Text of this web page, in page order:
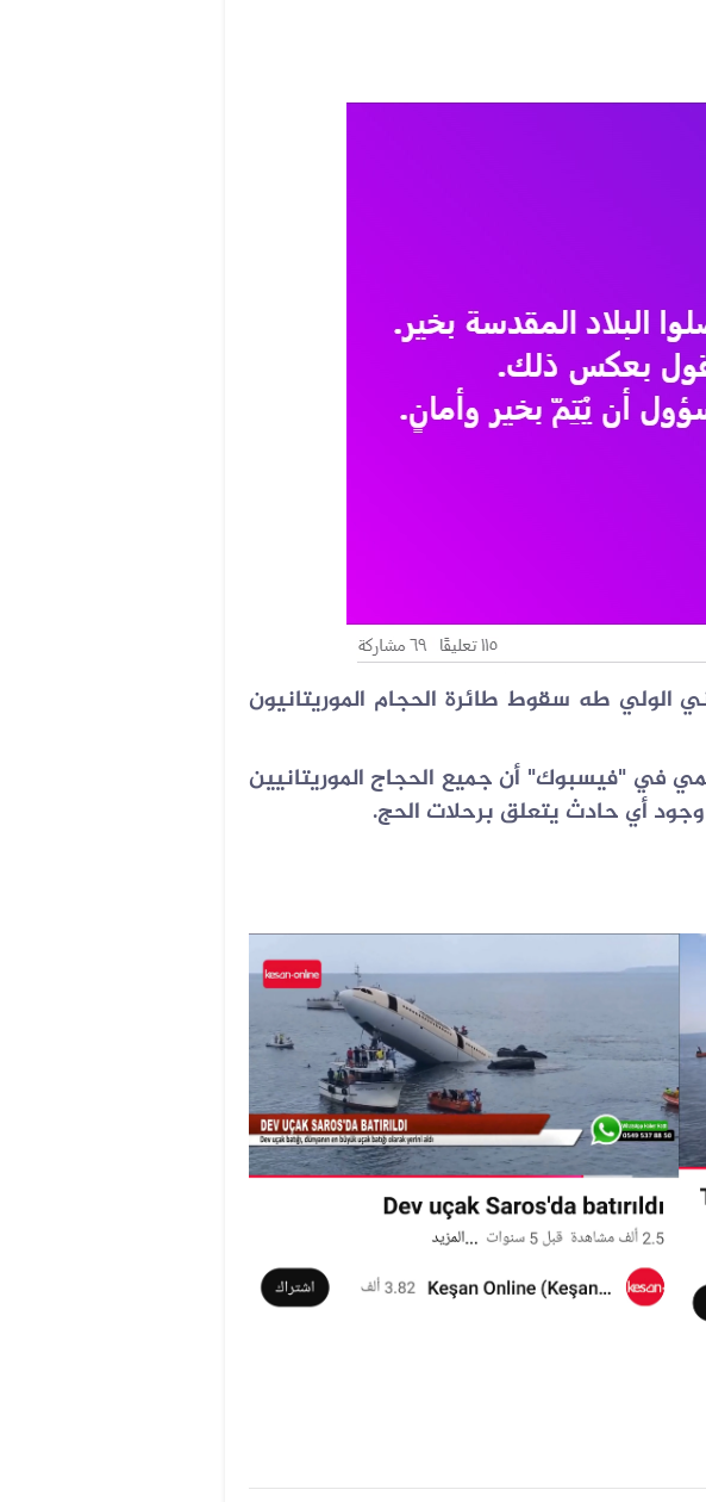
الولي طه سقوط طائرة الحجام الموريتانيون
في "فيسبوك" أن جميع الحجاج الموريتانيين
وجود أي حادث يتعلق برحلات الحج.